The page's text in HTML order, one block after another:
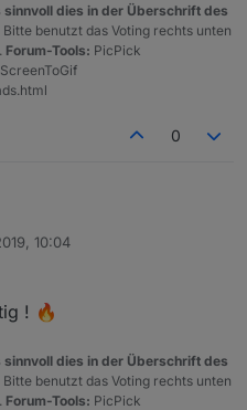
sinnvoll dies in der Überschrift des
Bitte benutzt das Voting rechts unten
Forum-Tools: PicPick
0
mir mal so in iQontrol
das in der geschriebenen
10:04
! 🔥
sinnvoll dies in der Überschrift des
Bitte benutzt das Voting rechts unten
Forum-Tools: PicPick